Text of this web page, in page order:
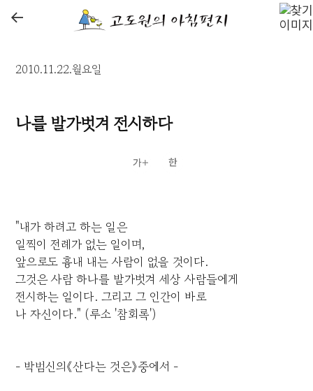
←
2010.11.22.월요일
나를 발가벗겨 전시하다
"내가 하려고 하는 일은
일찍이 전례가 없는 일이며,
앞으로도 흉내 내는 사람이 없을 것이다.
그것은 사람 하나를 발가벗겨 세상 사람들에게
전시하는 일이다. 그리고 그 인간이 바로
나 자신이다." (루소 '참회록')
- 박범신의《산다는 것은》중에서 -